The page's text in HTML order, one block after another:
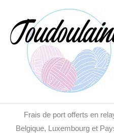
contenu
Frais de port offerts en
Belgique, Luxembourg et